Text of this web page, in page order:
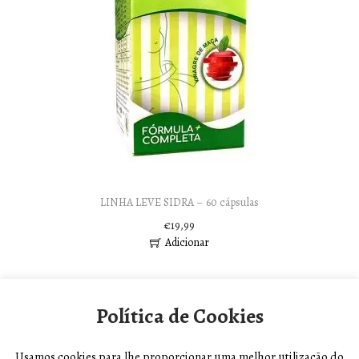
t
n
t
LINHA LEVE SIDRA – 60 cápsulas
€19,99
Adicionar
Política de Cookies